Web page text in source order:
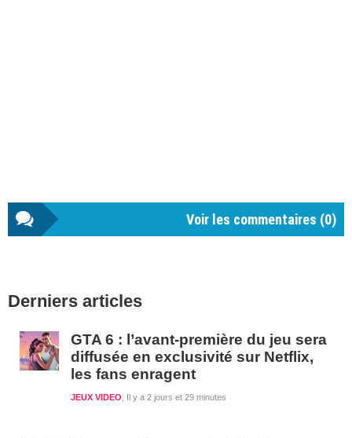
Voir les commentaires (0)
latérale
Derniers articles
GTA 6 : l’avant-première du jeu sera
diffusée en exclusivité sur Netflix,
les fans enragent
Il y a 2 jours et 29 minutes
JEUX VIDEO